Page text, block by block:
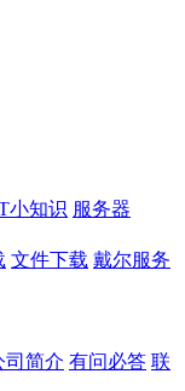
小知识 服务器
文件下载 戴尔服务
司简介 有问必答 联